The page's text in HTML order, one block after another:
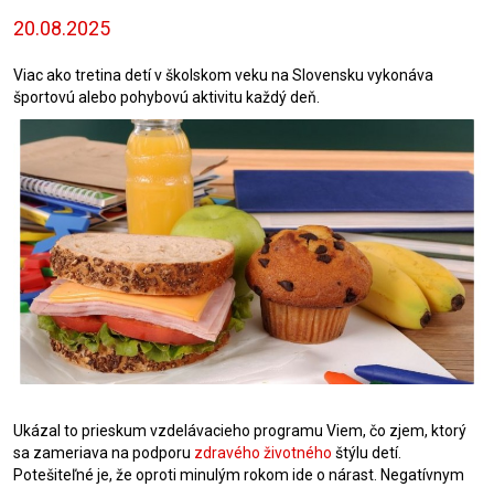
20.08.2025
Viac ako tretina detí v školskom veku na Slovensku vykonáva
športovú alebo pohybovú aktivitu každý deň.
Ukázal to prieskum vzdelávacieho programu Viem, čo zjem, ktorý
sa zameriava na podporu zdravého životného štýlu detí.
Potešiteľné je, že oproti minulým rokom ide o nárast. Negatívnym